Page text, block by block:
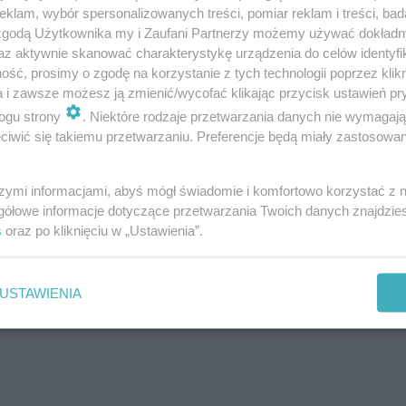
budżetu ponad 340 milionów złotych na działania
władz samorządowych i mieszkańców. Pieniądze
w drugiej połowie roku.
ale odpowiedzialnie!
haniebny wyczyn Putina.
osób zginęło
wybór spersonalizowanych treści, pomiar reklam i treści,
Użytkownika my i Zaufani Partnerzy możemy używać
aktywnie skanować charakterystykę urządzenia do celów
prosimy o zgodę na korzystanie z tych technologii poprzez
i zawsze możesz ją zmienić/wycofać klikając przycisk ustawień
strony
. Niektóre rodzaje przetwarzania danych nie
się takiemu przetwarzaniu. Preferencje będą miały
informacjami, abyś mógł świadomie i komfortowo korzystać z
informacje dotyczące przetwarzania Twoich danych
oraz po kliknięciu w „Ustawienia”.
USTAWIENIA